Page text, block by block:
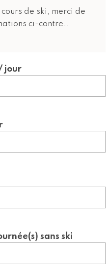
de ski, merci de
ci-contre..
jour
sans ski